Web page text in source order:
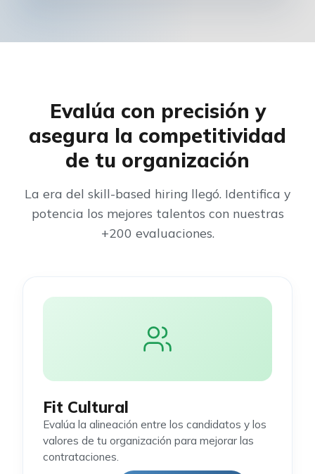
Evalúa con precisión y
asegura la competitividad
de tu organización
La era del skill-based hiring llegó. Identifica y
potencia los mejores talentos con nuestras
+200 evaluaciones.
Fit Cultural
Evalúa la alineación entre los candidatos y los
valores de tu organización para mejorar las
contrataciones.